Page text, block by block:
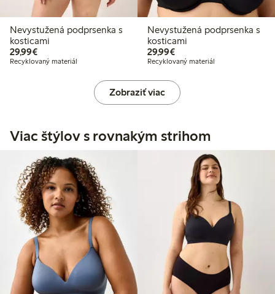
Nevystužená podprsenka s
kosticami
29,99€29,99 €
Recyklovaný materiál
Nevystužená podprsenka s
kosticami
29,99€29,99 €
Recyklovaný materiál
Zobraziť viac
Viac štýlov s rovnakým strihom